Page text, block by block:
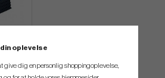
oplevelse
give dig en personlig shoppingoplevelse,